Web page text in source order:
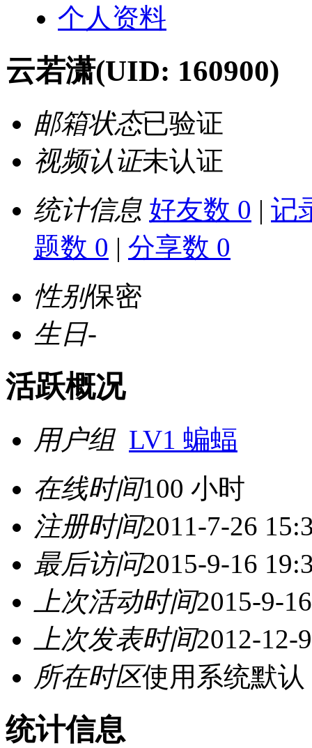
个人资料
云若潇(UID: 160900)
邮箱状态已验证
视频认证未认证
统计信息 好友数 0 | 记
题数 0 | 分享数 0
性别保密
生日-
活跃概况
用户组 LV1 蝙蝠
在线时间100 小时
注册时间2011-7-26
最后访问2015-9-16
上次活动时间2015-9-
上次发表时间2012-12-
所在时区使用系统默认
统计信息